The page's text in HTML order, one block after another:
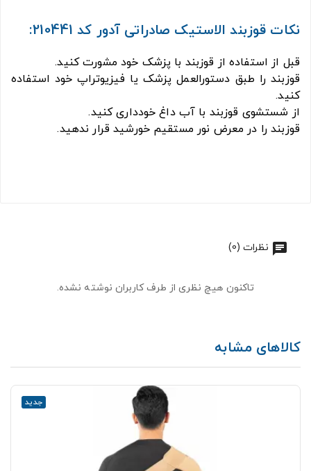
نکات قوزبند الاستیک صادراتی آدور کد 210441:
قبل از استفاده از قوزبند با پزشک خود مشورت کنید.
قوزبند را طبق دستورالعمل پزشک یا فیزیوتراپ خود استفاده
کنید.
از شستشوی قوزبند با آب داغ خودداری کنید.
قوزبند را در معرض نور مستقیم خورشید قرار ندهید.
نظرات (0)
تاکنون هیچ نظری از طرف کاربران نوشته نشده.
کالاهای مشابه
جدید